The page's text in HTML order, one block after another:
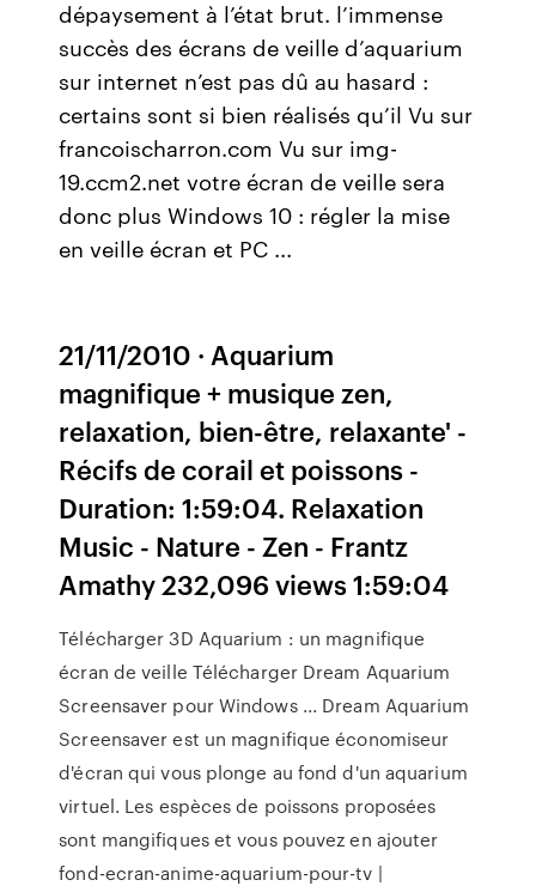
dépaysement à l’état brut. l’immense
succès des écrans de veille d’aquarium
sur internet n’est pas dû au hasard :
certains sont si bien réalisés qu’il Vu sur
francoischarron.com Vu sur img-
19.ccm2.net votre écran de veille sera
donc plus Windows 10 : régler la mise
en veille écran et PC ...
21/11/2010 · Aquarium
magnifique + musique zen,
relaxation, bien-être, relaxante' -
Récifs de corail et poissons -
Duration: 1:59:04. Relaxation
Music - Nature - Zen - Frantz
Amathy 232,096 views 1:59:04
Télécharger 3D Aquarium : un magnifique
écran de veille Télécharger Dream Aquarium
Screensaver pour Windows ... Dream Aquarium
Screensaver est un magnifique économiseur
d'écran qui vous plonge au fond d'un aquarium
virtuel. Les espèces de poissons proposées
sont mangifiques et vous pouvez en ajouter
fond-ecran-anime-aquarium-pour-tv |